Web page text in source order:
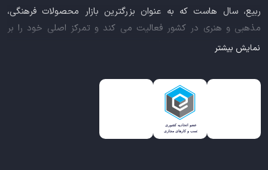
ربیع، سال هاست که به عنوان بزرگترین بازار محصولات فرهنگی،
مذهبی و هنری در کشور فعالیت می کند و تمرکز اصلی خود را بر
سبک زندگی ایرانی اسلامی قرار داده است. این بازار مجموعه کاملی از
شما را برای خرید اینترنتی کالاهای فرهنگی، مذهبی و هنری برآورده
ایده خلاقانه عرضه محصولات فرهنگی در بستر اینترنت باعث شد تا
ربیع، علاوه بر داشتن نماد اعتماد الکترونیکی و مجوز سازمان صنفی
نمایش بیشتر